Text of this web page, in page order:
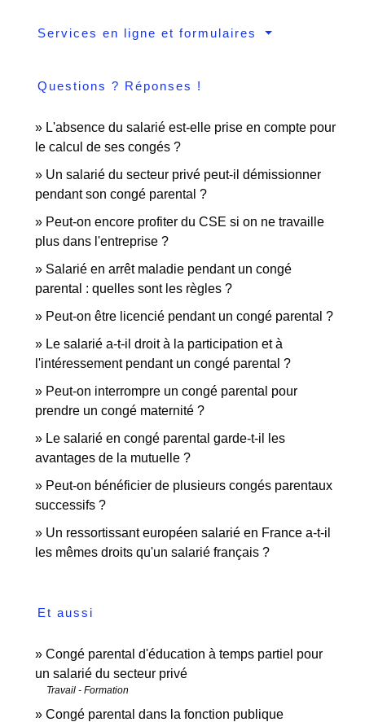
Services en ligne et formulaires
Questions ? Réponses !
L'absence du salarié est-elle prise en compte pour
le calcul de ses congés ?
Un salarié du secteur privé peut-il démissionner
pendant son congé parental ?
Peut-on encore profiter du CSE si on ne travaille
plus dans l'entreprise ?
Salarié en arrêt maladie pendant un congé
parental : quelles sont les règles ?
Peut-on être licencié pendant un congé parental ?
Le salarié a-t-il droit à la participation et à
l'intéressement pendant un congé parental ?
Peut-on interrompre un congé parental pour
prendre un congé maternité ?
Le salarié en congé parental garde-t-il les
avantages de la mutuelle ?
Peut-on bénéficier de plusieurs congés parentaux
successifs ?
Un ressortissant européen salarié en France a-t-il
les mêmes droits qu'un salarié français ?
Et aussi
Congé parental d'éducation à temps partiel pour
un salarié du secteur privé
Travail - Formation
Congé parental dans la fonction publique